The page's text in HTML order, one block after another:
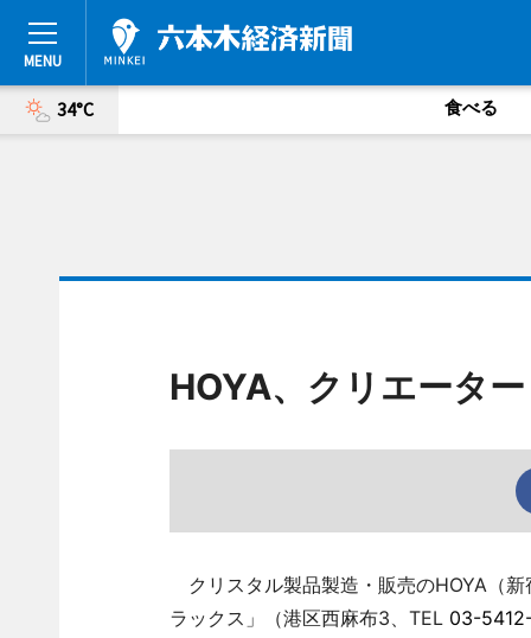
34°C 食べる
HOYA、クリエータ
クリスタル製品製造・販売のHOYA（
ラックス」（港区西麻布3、TEL 03-